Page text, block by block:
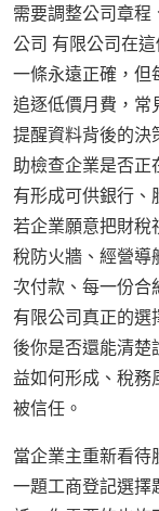
需要調整公司章程
公司 有限公司在
一條永遠正確，但
追逐低價月費，常
提醒資料背後的決
助檢查企業是否正
有形成可供銀行、
若企業願意把財稅
稅防火牆、經營導
次付款、每一份合
有限公司真正的
後你是否還能清楚
益如何形成、稅
被信任。
當企業主重新看待
一題工商登記選擇